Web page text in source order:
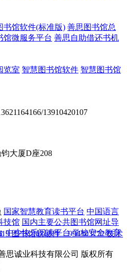
书馆软件(标准版) 善思图书馆总
馆微服务平台 善思自助借还书机
览室 智慧图书馆软件 智慧图书馆
13910420107
大厦D座208
国家智慧教育读书平台 中国语言
技馆 国内主要公共图书馆网址导
中少快乐阅读平台 学校安全教育
思诚业科技有限公司 版权所有
图书馆软硬件 994303772 技术